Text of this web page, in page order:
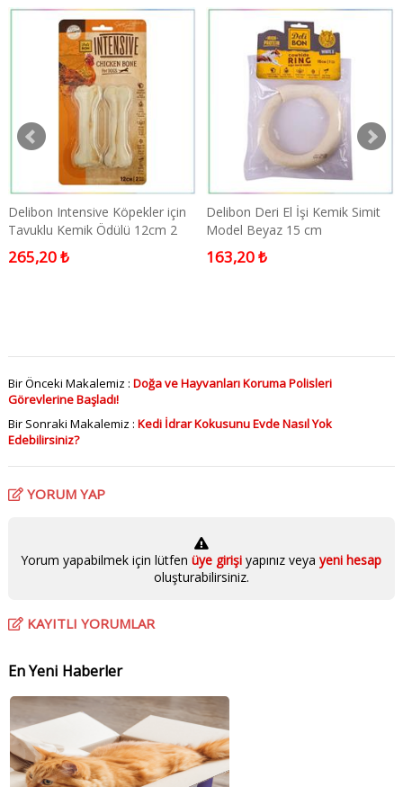
Delibon Intensive Köpekler için
Tavuklu Kemik Ödülü 12cm 2
Adet
265,20 ₺
Delibon Deri El İşi Kemik Simit
Model Beyaz 15 cm
163,20 ₺
Bir Önceki Makalemiz : Doğa ve Hayvanları Koruma Polisleri
Görevlerine Başladı!
Bir Sonraki Makalemiz : Kedi İdrar Kokusunu Evde Nasıl Yok
Edebilirsiniz?
YORUM YAP
Yorum yapabilmek için lütfenüye girişiyapınız veya yeni hesap
oluşturabilirsiniz.
KAYITLI YORUMLAR
En Yeni Haberler